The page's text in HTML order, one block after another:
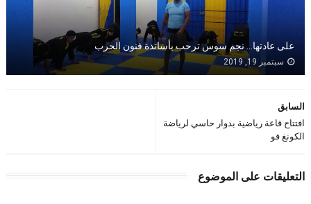
على عادتها... نجم سوس ترحب بأساتذة فنون الحرب
سبتمبر 19, 2019
السابق
افتتاح قاعة رياضية بدوار حاسي لرياضة
الكونغ فو
التعليقات على الموضوع